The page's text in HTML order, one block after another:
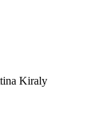
Kiraly